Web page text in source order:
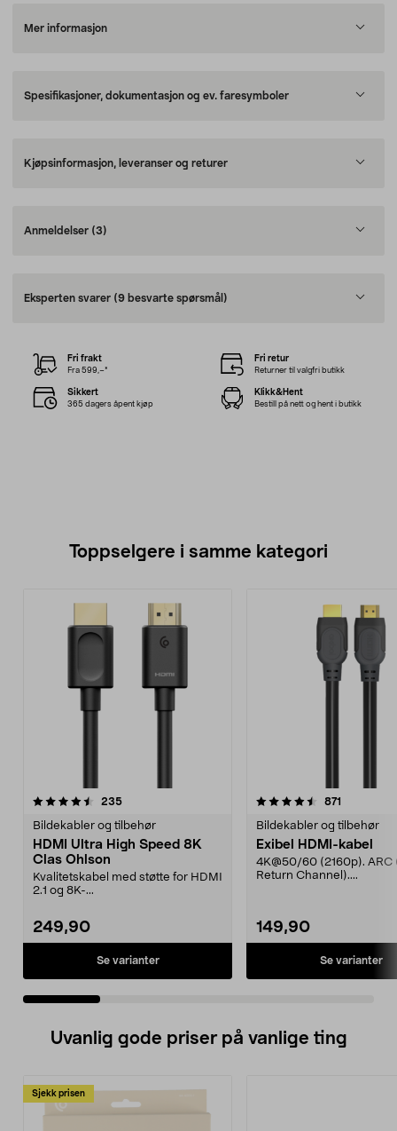
Mer informasjon
Spesifikasjoner, dokumentasjon og ev. faresymboler
Kjøpsinformasjon, leveranser og returer
Anmeldelser (3)
Eksperten svarer (9 besvarte spørsmål)
Fri frakt
Fra 599,–*
Fri retur
Returner til valgfri butikk
Sikkert
365 dagers åpent kjøp
Klikk&Hent
Bestill på nett og hent i butikk
Toppselgere i samme kategori
235anmeldelser
Bildekabler og tilbehør
HDMI Ultra High Speed 8K
Clas Ohlson
Kvalitetskabel med støtte for HDMI
2.1 og 8K-...
249,90
Se varianter
4.5 av 5 stjerner 871
Bildekabler og tilbehør
Exibel HDMI-kabel
4K@50/60 (2160p). ARC
Return Channel)....
149,90
Se varianter
5.0 av 5 stjerner
Uvanlig gode priser på vanlige ting
Sjekk prisen